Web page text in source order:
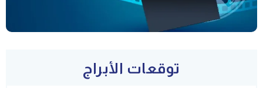
توقعات الأبراج